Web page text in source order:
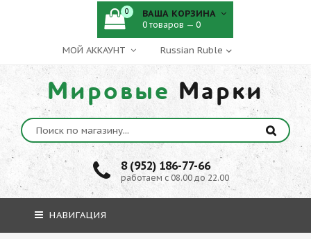
МОЙ АККАУНТ
Мировые Марки
8 (952) 186-77-66
работаем с 08.00 до 22.00
0 ВАША КОРЗИНА
0 товаров — 0
НАВИГАЦИЯ